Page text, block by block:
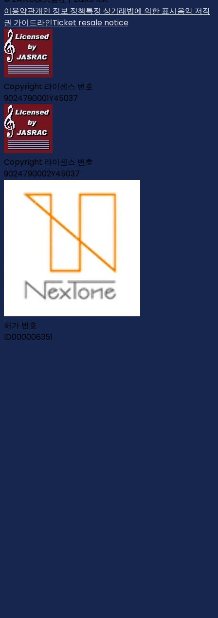
이용약관개인 정보 정책특정 상거래법에 의한 표시음악 저작
권 가이드라인Ticket resale notice
Copyright 라이센스 번호
9024790001Y45037
Copyright 라이센스 번호
9024790002Y45037
허가 번호
ID000006351